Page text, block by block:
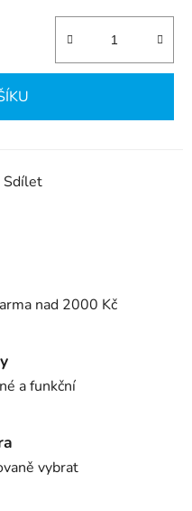
Sdílet
nad 2000 Kč
a funkční
vybrat